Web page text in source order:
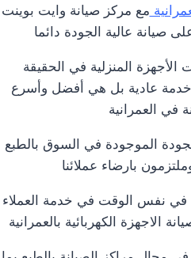
مع مركز صيانة وايت بوينت
صيانة عالية الجودة دائما
المنزلية في الحقيقة
خدمة عادية بل هي أفضل وأسرع
في العمرانية
الموجودة في السوق بالطبع
بارضاء عملائنا
في نفس الوقت في خدمة العملاء
الاجهزة الكهربائية بالعمرانية